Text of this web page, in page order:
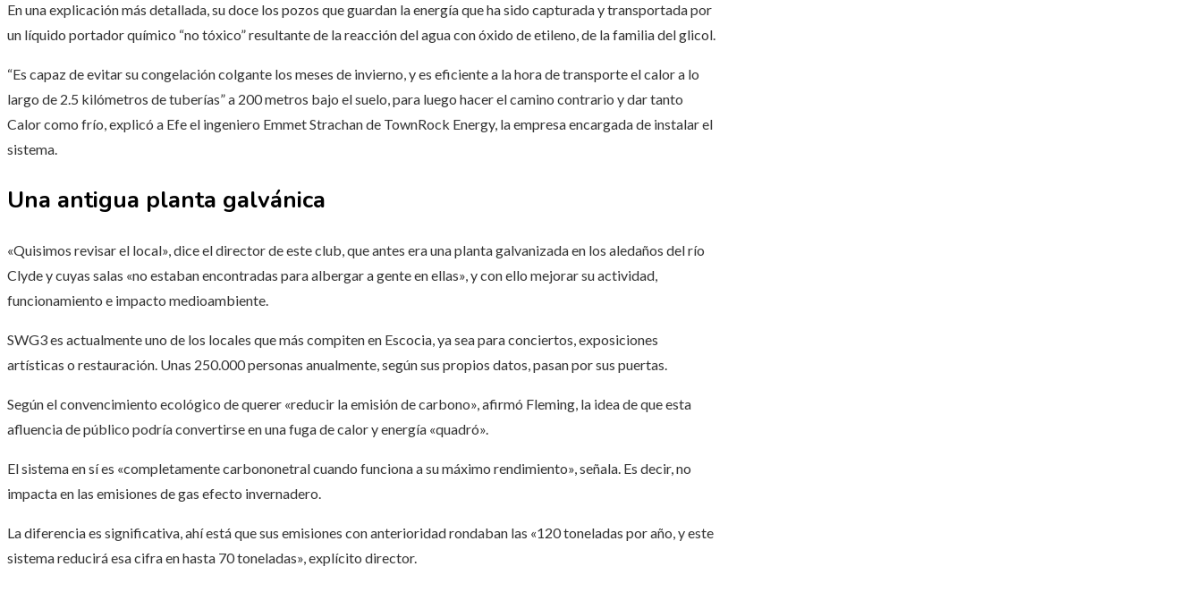
En una explicación más detallada, su doce los pozos que guardan la energía que ha sido capturada y transportada por
un líquido portador químico “no tóxico” resultante de la reacción del agua con óxido de etileno, de la familia del glicol.
“Es capaz de evitar su congelación colgante los meses de invierno, y es eficiente a la hora de transporte el calor a lo
largo de 2.5 kilómetros de tuberías” a 200 metros bajo el suelo, para luego hacer el camino contrario y dar tanto
Calor como frío, explicó a Efe el ingeniero Emmet Strachan de TownRock Energy, la empresa encargada de instalar el
sistema.
Una antigua planta galvánica
«Quisimos revisar el local», dice el director de este club, que antes era una planta galvanizada en los aledaños del río
Clyde y cuyas salas «no estaban encontradas para albergar a gente en ellas», y con ello mejorar su actividad,
funcionamiento e impacto medioambiente.
SWG3 es actualmente uno de los locales que más compiten en Escocia, ya sea para conciertos, exposiciones
artísticas o restauración. Unas 250.000 personas anualmente, según sus propios datos, pasan por sus puertas.
Según el convencimiento ecológico de querer «reducir la emisión de carbono», afirmó Fleming, la idea de que esta
afluencia de público podría convertirse en una fuga de calor y energía «quadró».
El sistema en sí es «completamente carbononetral cuando funciona a su máximo rendimiento», señala. Es decir, no
impacta en las emisiones de gas efecto invernadero.
La diferencia es significativa, ahí está que sus emisiones con anterioridad rondaban las «120 toneladas por año, y este
sistema reducirá esa cifra en hasta 70 toneladas», explícito director.